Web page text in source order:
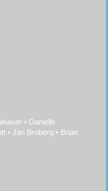
• Danielle
• Jan Broberg • Brian